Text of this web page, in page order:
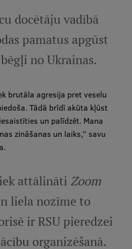
docētāju vadībā
pamatus apgūst
no Ukrainas.
brutāla agresija pret veselu
Tādā brīdī akūta kļūst
un palīdzēt. Mana
zināšanas un laiks,” savu
attālināti Zoom
liela nozīme to
ir RSU pieredzei
organizēšanā.